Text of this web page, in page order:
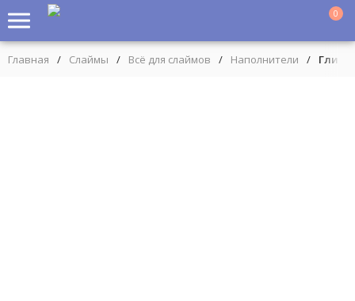
0
Главная / Слаймы / Всё для слаймов / Наполнители /